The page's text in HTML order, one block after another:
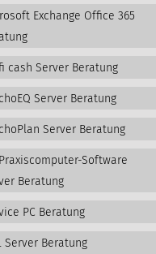
Exchange Office 365
cash Server Beratung
Server Beratung
Server Beratung
Software
Beratung
PC Beratung
Server Beratung